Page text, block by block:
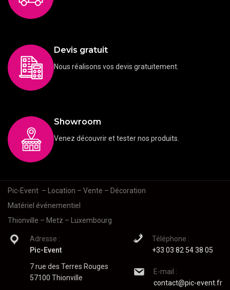
Devis gratuit
Nous réalisons vos devis gratuitement.
Showroom
Venez découvrir et tester nos produits.
Pic-Event – Location – Vente – Décoration
Matériel événementiel
Thionville – Metz – Luxembourg
Adresse :
Pic-Event
7 rue des Terres Rouges
57100 Thionville
Téléphone :
+33 03 82 54 38 05
E-mail :
contact@pic-event.fr